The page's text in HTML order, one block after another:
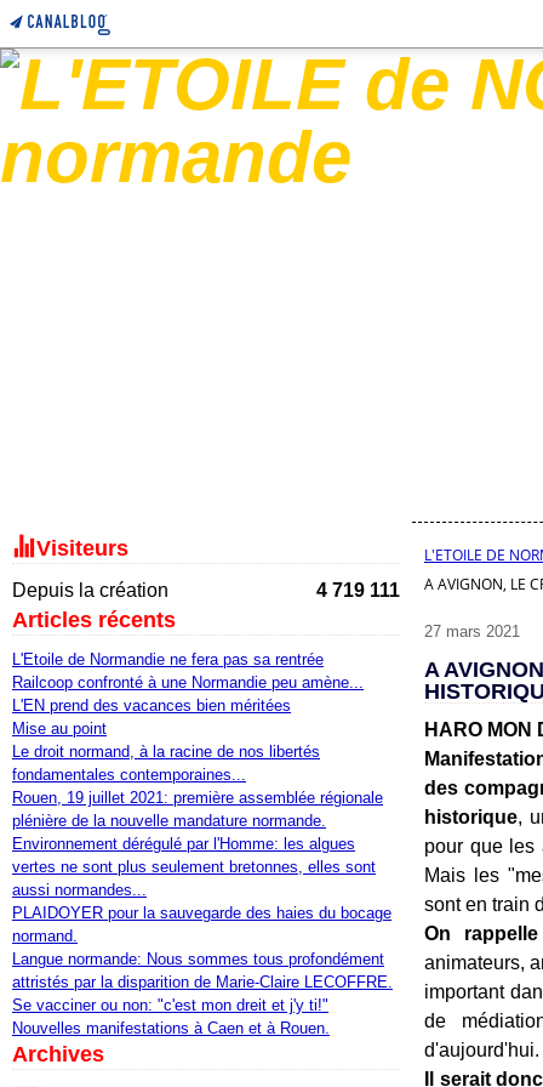
Visiteurs
Depuis la création 4 719 111
Articles récents
L'Etoile de Normandie ne fera pas sa rentrée
Railcoop confronté à une Normandie peu amène...
L'EN prend des vacances bien méritées
Mise au point
Le droit normand, à la racine de nos libertés
fondamentales contemporaines...
Rouen, 19 juillet 2021: première assemblée régionale
plénière de la nouvelle mandature normande.
Environnement dérégulé par l'Homme: les algues
vertes ne sont plus seulement bretonnes, elles sont
aussi normandes...
PLAIDOYER pour la sauvegarde des haies du bocage
normand.
Langue normande: Nous sommes tous profondément
attristés par la disparition de Marie-Claire LECOFFRE.
Se vacciner ou non: "c'est mon dreit et j'y ti!"
Nouvelles manifestations à Caen et à Rouen.
Archives
L'ETOILE DE
A AVIGNON, LE
27 mars 2021
A
HARO MON
des
historique,
pour que les
Mais les
sont en train
On
animateurs,
important
de
d'aujourd'hui.
Il serait